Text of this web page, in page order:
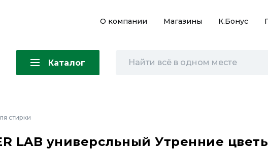
О компании Магазины К.Бонус
Каталог
стирки
LAB универсльный Утренние